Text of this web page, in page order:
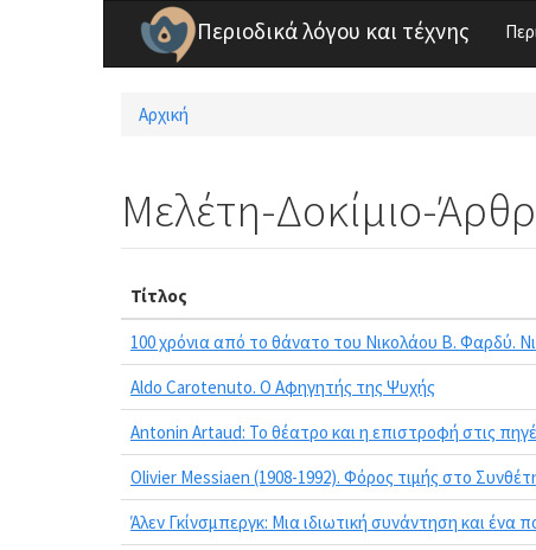
Παράκαμψη προς το κυρίως περιεχόμενο
Περιοδικά λόγου και τέχνης
Είστε εδώ
Αρχική
Μελέτη-Δοκίμιο-
Τίτλος
100 χρόνια από το θάνατο του Νικολάου Β. Φαρδύ.
Aldo Carotenuto. Ο Αφηγητής της Ψυχής
Antonin Artaud: Το θέατρο και η επιστροφή στις
Olivier Messiaen (1908-1992). Φόρος τιμής στο
Άλεν Γκίνσμπεργκ: Μια ιδιωτική συνάντηση και ένα